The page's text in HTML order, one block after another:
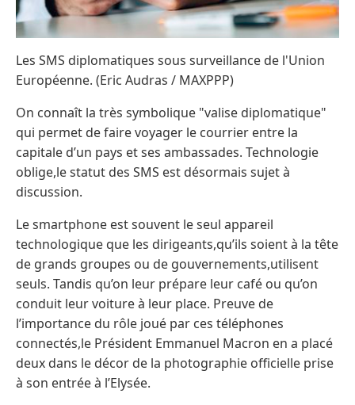
Les SMS diplomatiques sous surveillance de l'Union
Européenne. (Eric Audras / MAXPPP)
On connaît la très symbolique "valise diplomatique"
qui permet de faire voyager le courrier entre la
capitale d’un pays et ses ambassades. Technologie
oblige,le statut des SMS est désormais sujet à
discussion.
Le smartphone est souvent le seul appareil
technologique que les dirigeants,qu’ils soient à la tête
de grands groupes ou de gouvernements,utilisent
seuls. Tandis qu’on leur prépare leur café ou qu’on
conduit leur voiture à leur place. Preuve de
l’importance du rôle joué par ces téléphones
connectés,le Président Emmanuel Macron en a placé
deux dans le décor de la photographie officielle prise
à son entrée à l’Elysée.